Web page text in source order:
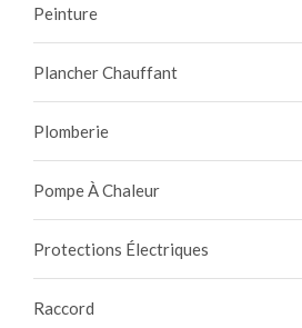
Peinture
Plancher Chauffant
Plomberie
Pompe À Chaleur
Protections Électriques
Raccord